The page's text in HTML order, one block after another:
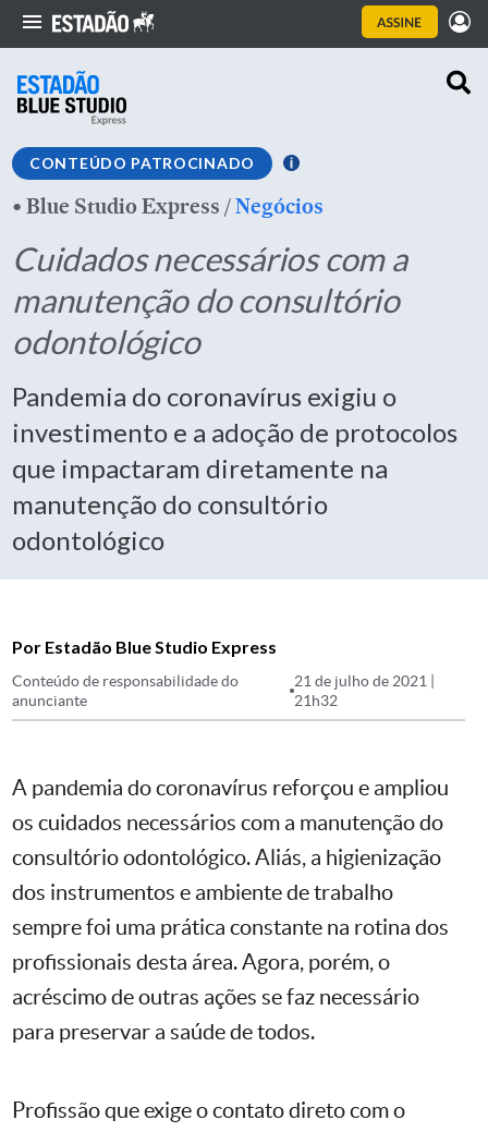
CONTEÚDO PATROCINADO
•Blue Studio Express/Negócios
Cuidados necessários com a
manutenção do consultório
odontológico
Pandemia do coronavírus exigiu o
investimento e a adoção de protocolos
que impactaram diretamente na
manutenção do consultório
odontológico
Por Estadão Blue Studio Express
Conteúdo de responsabilidade do
anunciante
21 de julho de 2021 |
21h32
A pandemia do coronavírus reforçou e ampliou
os cuidados necessários com a manutenção do
consultório odontológico. Aliás, a higienização
dos instrumentos e ambiente de trabalho
sempre foi uma prática constante na rotina dos
profissionais desta área. Agora, porém, o
acréscimo de outras ações se faz necessário
para preservar a saúde de todos.
Profissão que exige o contato direto com o